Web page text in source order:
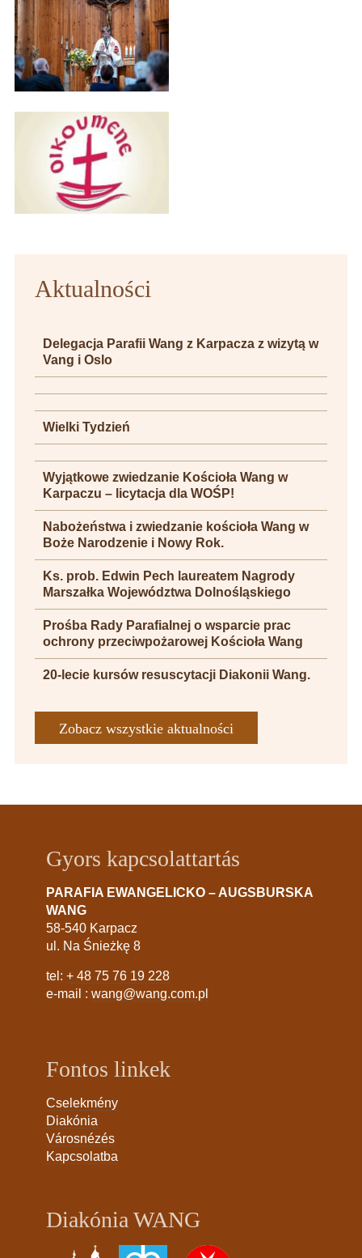
Aktualności
Delegacja Parafii Wang z Karpacza z wizytą w
Vang i Oslo
Wielki Tydzień
Wyjątkowe zwiedzanie Kościoła Wang w
Karpaczu – licytacja dla WOŚP!
Nabożeństwa i zwiedzanie kościoła Wang w
Boże Narodzenie i Nowy Rok.
Ks. prob. Edwin Pech laureatem Nagrody
Marszałka Województwa Dolnośląskiego
Prośba Rady Parafialnej o wsparcie prac
ochrony przeciwpożarowej Kościoła Wang
20-lecie kursów resuscytacji Diakonii Wang.
Zobacz wszystkie aktualności
Gyors kapcsolattartás
PARAFIA EWANGELICKO – AUGSBURSKA
WANG
58-540 Karpacz
ul. Na Śnieżkę 8
tel: + 48 75 76 19 228
e-mail : wang@wang.com.pl
Fontos linkek
Cselekmény
Diakónia
Városnézés
Kapcsolatba
Diakónia WANG